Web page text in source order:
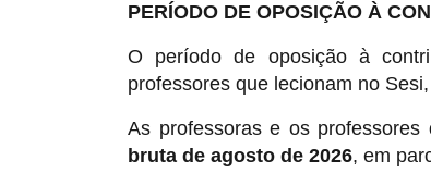
PERÍODO DE OPOSIÇÃO À
O período de oposição à
professores que lecionam no
As professoras e os professores
bruta de agosto de 2026, em